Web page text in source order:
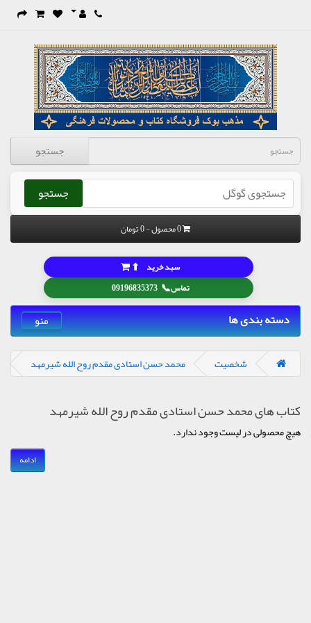
جستجو
جستجو
0 محصول - 0 تومان
تماس📞
09196835373
سبد خرید ⬆
دسته بندی ها منو
شخصیت محمد حسن استادی مقدم روح الله شیرمهد
کتاب های محمد حسن استادی مقدم روح الله شیرمهد
هیچ محصولی در لیست وجود ندارد.
ادامه